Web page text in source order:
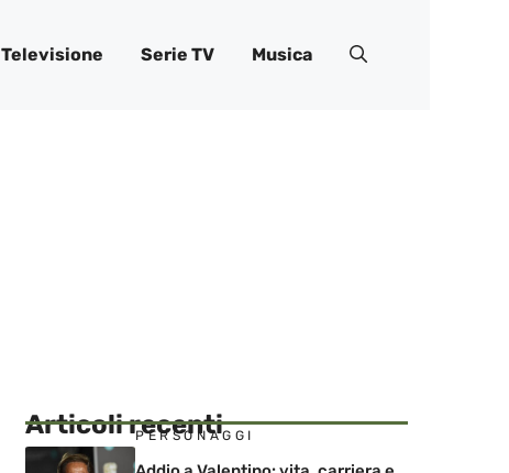
Televisione Serie TV Musica
Articoli recenti
PERSONAGGI